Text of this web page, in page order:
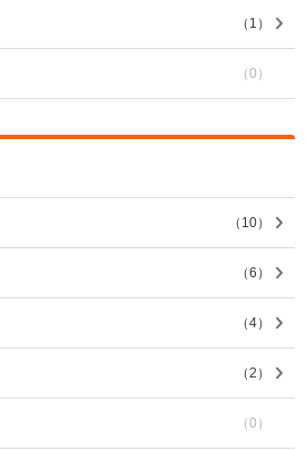
（ 1 ）
（0 ）
（ 10）
（6 ）
（4）
（2 ）
（0 ）